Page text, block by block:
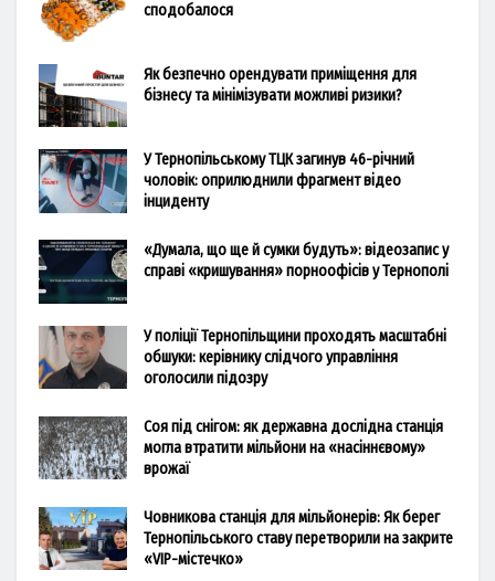
сподобалося
Як безпечно орендувати приміщення для
бізнесу та мінімізувати можливі ризики?
У Тернопільському ТЦК загинув 46-річний
чоловік: оприлюднили фрагмент відео
інциденту
«Думала, що ще й сумки будуть»: відеозапис у
справі «кришування» порноофісів у Тернополі
У поліції Тернопільщини проходять масштабні
обшуки: керівнику слідчого управління
оголосили підозру
Соя під снігом: як державна дослідна станція
могла втратити мільйони на «насіннєвому»
врожаї
Човникова станція для мільйонерів: Як берег
Тернопільського ставу перетворили на закрите
«VIP-містечко»